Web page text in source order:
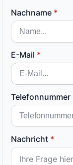
Nachname *
E-Mail *
Telefonnummer
Nachricht *